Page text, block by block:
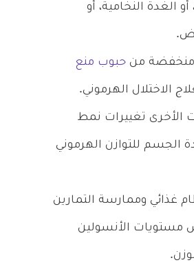
الغدة النخامية، أو
منخفضة من حبوب منع
الاختلال الهرموني.
الأخرى تغييرات نمط
الجسم للتوازن الهرموني
غذائي وممارسة التمارين
مستويات الأنسولين